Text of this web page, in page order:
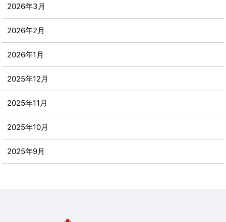
2026年3月
2026年2月
2026年1月
2025年12月
2025年11月
2025年10月
2025年9月